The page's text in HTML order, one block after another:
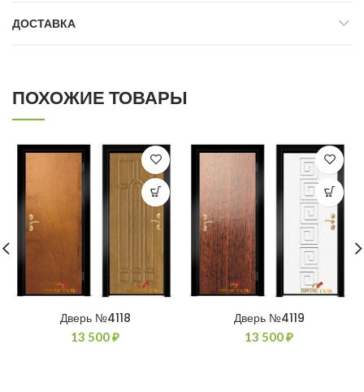
ДОСТАВКА
ПОХОЖИЕ ТОВАРЫ
Дверь №4118
13 500₽
Дверь №4119
13 500₽